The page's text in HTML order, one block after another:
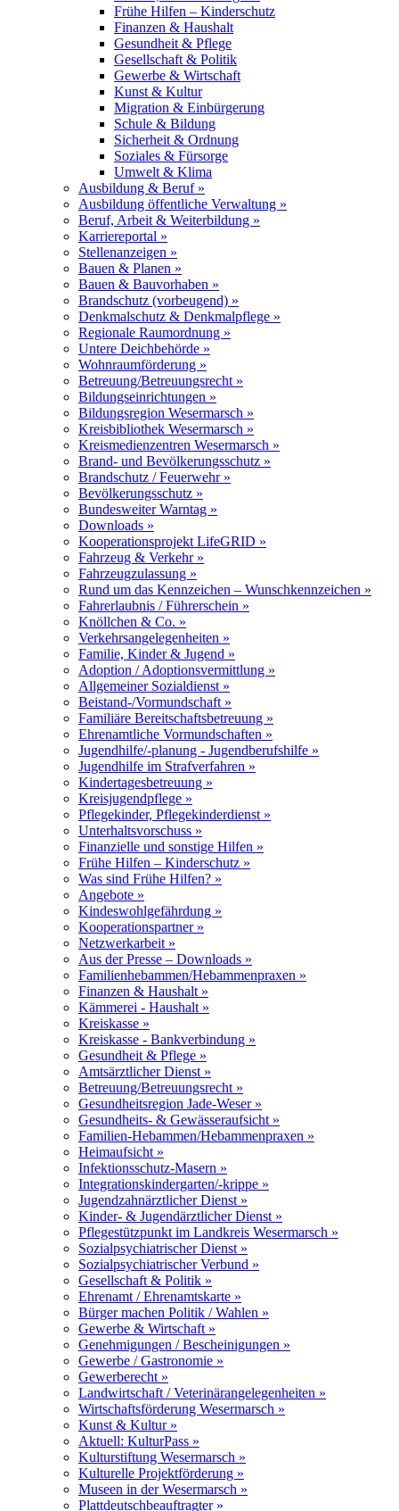
Frühe Hilfen – Kinderschutz
Finanzen & Haushalt
Gesundheit & Pflege
Gesellschaft & Politik
Gewerbe & Wirtschaft
Kunst & Kultur
Migration & Einbürgerung
Schule & Bildung
Sicherheit & Ordnung
Soziales & Fürsorge
Umwelt & Klima
Ausbildung & Beruf »
Ausbildung öffentliche Verwaltung »
Beruf, Arbeit & Weiterbildung »
Karriereportal »
Stellenanzeigen »
Bauen & Planen »
Bauen & Bauvorhaben »
Brandschutz (vorbeugend) »
Denkmalschutz & Denkmalpflege »
Regionale Raumordnung »
Untere Deichbehörde »
Wohnraumförderung »
Betreuung/Betreuungsrecht »
Bildungseinrichtungen »
Bildungsregion Wesermarsch »
Kreisbibliothek Wesermarsch »
Kreismedienzentren Wesermarsch »
Brand- und Bevölkerungsschutz »
Brandschutz / Feuerwehr »
Bevölkerungsschutz »
Bundesweiter Warntag »
Downloads »
Kooperationsprojekt LifeGRID »
Fahrzeug & Verkehr »
Fahrzeugzulassung »
Rund um das Kennzeichen – Wunschkennzeichen »
Fahrerlaubnis / Führerschein »
Knöllchen & Co. »
Verkehrsangelegenheiten »
Familie, Kinder & Jugend »
Adoption / Adoptionsvermittlung »
Allgemeiner Sozialdienst »
Beistand-/Vormundschaft »
Familiäre Bereitschaftsbetreuung »
Ehrenamtliche Vormundschaften »
Jugendhilfe/-planung - Jugendberufshilfe »
Jugendhilfe im Strafverfahren »
Kindertagesbetreuung »
Kreisjugendpflege »
Pflegekinder, Pflegekinderdienst »
Unterhaltsvorschuss »
Finanzielle und sonstige Hilfen »
Frühe Hilfen – Kinderschutz »
Was sind Frühe Hilfen? »
Angebote »
Kindeswohlgefährdung »
Kooperationspartner »
Netzwerkarbeit »
Aus der Presse – Downloads »
Familienhebammen/Hebammenpraxen »
Finanzen & Haushalt »
Kämmerei - Haushalt »
Kreiskasse »
Kreiskasse - Bankverbindung »
Gesundheit & Pflege »
Amtsärztlicher Dienst »
Betreuung/Betreuungsrecht »
Gesundheitsregion Jade-Weser »
Gesundheits- & Gewässeraufsicht »
Familien-Hebammen/Hebammenpraxen »
Heimaufsicht »
Infektionsschutz-Masern »
Integrationskindergarten/-krippe »
Jugendzahnärztlicher Dienst »
Kinder- & Jugendärztlicher Dienst »
Pflegestützpunkt im Landkreis Wesermarsch »
Sozialpsychiatrischer Dienst »
Sozialpsychiatrischer Verbund »
Gesellschaft & Politik »
Ehrenamt / Ehrenamtskarte »
Bürger machen Politik / Wahlen »
Gewerbe & Wirtschaft »
Genehmigungen / Bescheinigungen »
Gewerbe / Gastronomie »
Gewerberecht »
Landwirtschaft / Veterinärangelegenheiten »
Wirtschaftsförderung Wesermarsch »
Kunst & Kultur »
Aktuell: KulturPass »
Kulturstiftung Wesermarsch »
Kulturelle Projektförderung »
Museen in der Wesermarsch »
Plattdeutschbeauftragter »